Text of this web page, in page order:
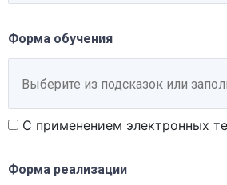
Форма обучения
С применением электронных
Форма реализации